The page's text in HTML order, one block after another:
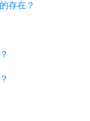
存在？